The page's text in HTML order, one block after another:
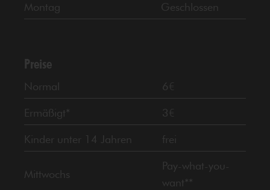
Montag Geschlossen
Preise
Normal 6€
Ermäßigt* 3€
Kinder unter 14 Jahren frei
Mittwochs
Pay-what-you-
want**